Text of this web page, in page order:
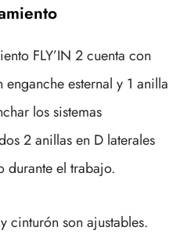
FLY’IN 2 cuenta con
esternal y 1 anilla
los sistemas
2 anillas en D laterales
durante el trabajo.
cinturón son ajustables.